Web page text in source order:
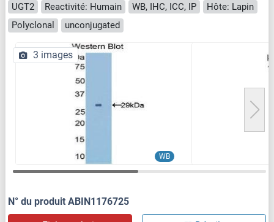
UGT2 Reactivité: Humain WB, IHC, ICC, IP
Hôte: Lapin
Polyclonal
unconjugated
WB
3 images
N° du produit ABIN1176725